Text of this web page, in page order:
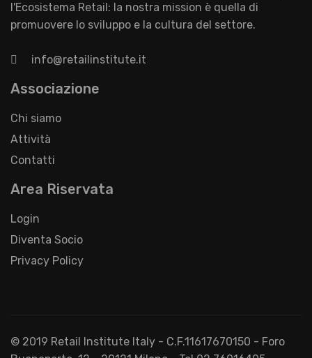
l'Ecosistema Retail: la nostra mission è quella di
promuovere lo sviluppo e la cultura del settore.
info@retailinstitute.it
Associazione
Chi siamo
Attività
Contatti
Area Riservata
Login
Diventa Socio
Privacy Policy
© 2019 Retail Institute Italy - C.F.11617670150 - Foro